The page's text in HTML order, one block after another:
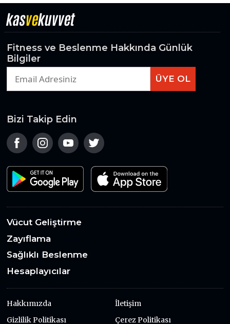
kasvekuvvet
Fitness ve Beslenme Hakkında Günlük
Bilgiler
ÜYE OL
Vücut Geliştirme
Zayıflama
Sağlıklı Beslenme
Hesaplayıcılar
Hakkımızda
İletişim
Gizlilik Politikası
Çerez Politikası
Bizi Takip Edin